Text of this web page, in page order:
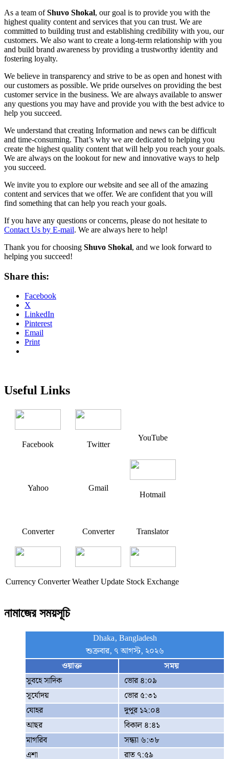
As a team ofShuvo Shokal, our goal is to provide you with the
highest quality content and services that you can trust. We are
committed to building trust and establishing credibility with you, our
customers. We also want to create a long-term relationship with you
and build brand awareness by providing a trustworthy identity and
fostering loyalty.
We believe in transparency and strive to be as open and honest with
our customers as possible. We pride ourselves on providing the best
customer service in the business. We are always available to answer
any questions you may have and provide you with the best advice to
help you succeed.
We understand that creating Information and news can be difficult
and time-consuming. That’s why we are dedicated to helping you
create the highest quality content that will help you reach your goals.
We are always on the lookout for new and innovative ways to help
you succeed.
We invite you to explore our website and see all of the amazing
content and services that we offer. We are confident that you will
find something that can help you reach your goals.
If you have any questions or concerns, please do not hesitate to
Contact Us by E-mail. We are always here to help!
Thank you for choosing Shuvo Shokal, and we look forward to
helping you succeed!
Share this:
Facebook
X
LinkedIn
Pinterest
Email
Print
Useful Links
Facebook Twitter
YouTube
Yahoo Gmail
Hotmail
Converter Converter Translator
Currency Converter Weather Update Stock Exchange
নামাজের সময়সূচি
Dhaka, Bangladesh
শুক্রবার, ৭ আগস্ট, ২০২৬
ওয়াক্ত
সময়
সুবহে সাদিক
ভোর ৪:০৯
সূর্যোদয়
ভোর ৫:৩১
যোহর
দুপুর ১২:০৪
আছর
বিকাল ৪:৪১
মাগরিব
সন্ধ্যা ৬:৩৮
এশা
রাত ৭:৫৯